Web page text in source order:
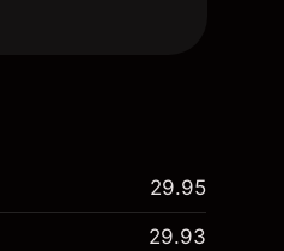
29.95
29.93